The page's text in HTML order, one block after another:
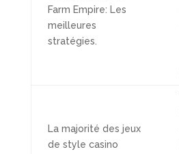
Farm Empire: Les
meilleures
stratégies.
La majorité des jeux
de style casino